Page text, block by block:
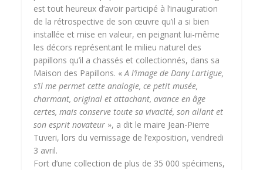
est tout heureux d’avoir participé à l’inauguration
de la rétrospective de son œuvre qu’il a si bien
installée et mise en valeur, en peignant lui-même
les décors représentant le milieu naturel des
papillons qu’il a chassés et collectionnés, dans sa
Maison des Papillons. «A l’image de Dany Lartigue,
s’il me permet cette analogie, ce petit musée,
charmant, original et attachant, avance en âge
certes, mais conserve toute sa vivacité, son allant et
son esprit novateur », a dit le maire Jean-Pierre
Tuveri, lors du vernissage de l’exposition, vendredi
3 avril.
Fort d’une collection de plus de 35 000 spécimens,